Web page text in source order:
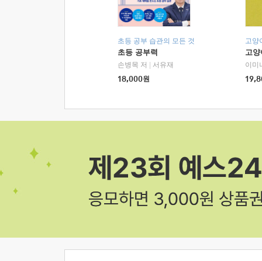
초등 공부 습관의 모든 것
초등 공부력
손병목 저
서유재
18,000원
고양
고
이미